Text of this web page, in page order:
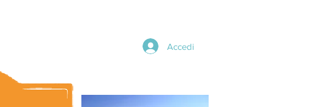
Accedi